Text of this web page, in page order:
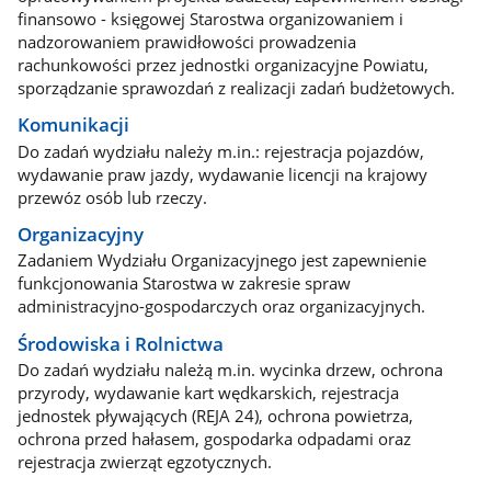
finansowo - księgowej Starostwa organizowaniem i
nadzorowaniem prawidłowości prowadzenia
rachunkowości przez jednostki organizacyjne Powiatu,
sporządzanie sprawozdań z realizacji zadań budżetowych.
Komunikacji
Do zadań wydziału należy m.in.: rejestracja pojazdów,
wydawanie praw jazdy, wydawanie licencji na krajowy
przewóz osób lub rzeczy.
Organizacyjny
Zadaniem Wydziału Organizacyjnego jest zapewnienie
funkcjonowania Starostwa w zakresie spraw
administracyjno-gospodarczych oraz organizacyjnych.
Środowiska i Rolnictwa
Do zadań wydziału należą m.in. wycinka drzew, ochrona
przyrody, wydawanie kart wędkarskich, rejestracja
jednostek pływających (REJA 24), ochrona powietrza,
ochrona przed hałasem, gospodarka odpadami oraz
rejestracja zwierząt egzotycznych.